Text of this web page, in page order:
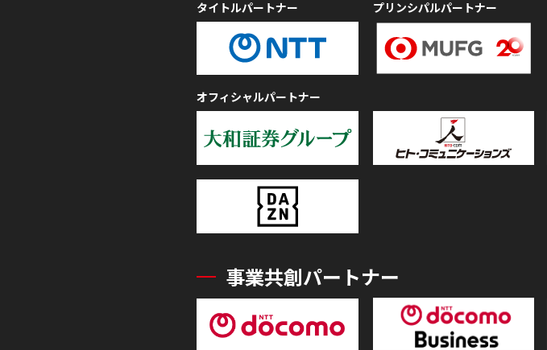
タイトルパートナー プリンシパルパートナー
オフィシャルパートナー
事業共創パートナー